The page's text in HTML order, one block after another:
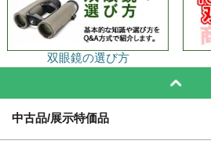
双眼鏡の選び方
中古品/展示特価品